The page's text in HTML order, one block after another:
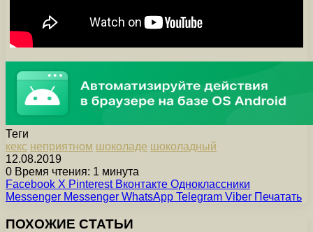
Теги
кекс неприятном шоколаде шоколадный
12.08.2019
0 Время чтения: 1 минута
Facebook X Pinterest Вконтакте Одноклассники
Messenger Messenger WhatsApp Telegram Viber Печатать
ПОХОЖИЕ СТАТЬИ